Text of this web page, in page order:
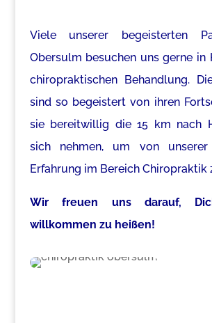
Viele unserer begeisterten
Obersulm besuchen uns gerne in
chiropraktischen Behandlung.
sind so begeistert von ihren
sie bereitwillig die 15 km nach
sich nehmen, um von unserer
Erfahrung im Bereich Chiropraktik
Wir freuen uns darauf,
willkommen zu heißen!